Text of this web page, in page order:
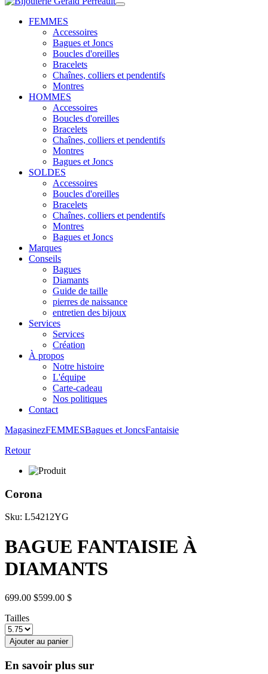
FEMMES
Accessoires
Bagues et Joncs
Boucles d'oreilles
Bracelets
Chaînes, colliers et pendentifs
Montres
HOMMES
Accessoires
Boucles d'oreilles
Bracelets
Chaînes, colliers et pendentifs
Montres
Bagues et Joncs
SOLDES
Accessoires
Boucles d'oreilles
Bracelets
Chaînes, colliers et pendentifs
Montres
Bagues et Joncs
Marques
Conseils
Bagues
Diamants
Guide de taille
pierres de naissance
entretien des bijoux
Services
Services
Création
À propos
Notre histoire
L'équipe
Carte-cadeau
Nos politiques
Contact
MagasinezFEMMESBagues et JoncsFantaisie
Retour
Corona
Sku: L54212YG
BAGUE FANTAISIE À
DIAMANTS
699.00 $599.00 $
Tailles
Ajouter au panier
En savoir plus sur